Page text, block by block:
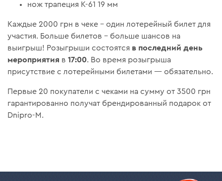
нож трапеция К-61 19 мм
Каждые 2000 грн в чеке – один лотерейный билет для
участия. Больше билетов – больше шансов на
выигрыш! Розыгрыши состоятся в последний день
мероприятия в17:00. Во время розыгрыша
присутствие с лотерейными билетами — обязательно.
Первые 20 покупатели с чеками на сумму от 3500 грн
гарантированно получат брендированный подарок от
Dnipro-M.